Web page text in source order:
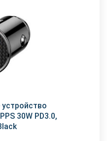
30W PD3.0,